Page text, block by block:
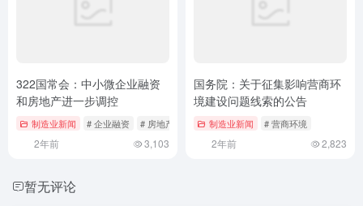
322国常会：中小微企业融资
和房地产进一步调控
制造业新闻 # 企业融资 # 房地产
2年前 3,103
国务院：关于征集影响营商环
境建设问题线索的公告
制造业新闻 # 营商环境
2年前 2,823
暂无评论